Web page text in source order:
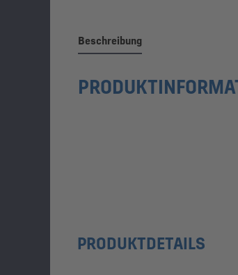
Beschreibung
PRODUKTDETAILS